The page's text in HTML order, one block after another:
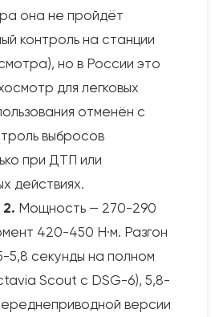
она не пройдёт
контроль на станции
но в России это
для легковых
отменён с
выбросов
при ДТП или
действиях.
2. Мощность — 270-290
420-450 Н·м. Разгон
5,8 секунды на полном
Scout с DSG-6), 5,8-
версии